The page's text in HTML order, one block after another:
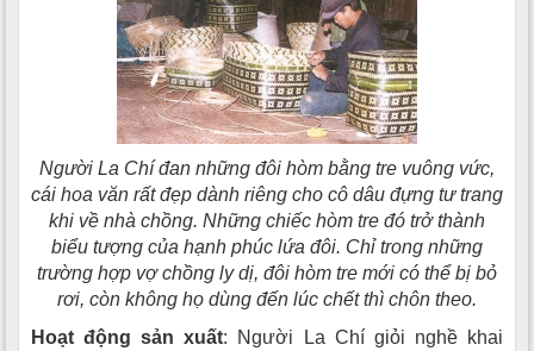
Người La Chí đan những đôi hòm bằng tre vuông vức,
cái hoa văn rất đẹp dành riêng cho cô dâu đựng tư trang
khi về nhà chồng. Những chiếc hòm tre đó trở thành
biểu tượng của hạnh phúc lứa đôi. Chỉ trong những
trường hợp vợ chồng ly dị, đôi hòm tre mới có thể bị bỏ
rơi, còn không họ dùng đến lúc chết thì chôn theo.
Hoạt động sản xuất: Người La Chí giỏi nghề khai